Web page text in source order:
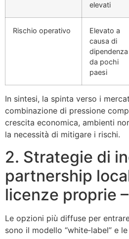
elevati
Rischio operativo
Elevato a
causa di
dipendenza
da pochi
paesi
In sintesi, la spinta verso i
combinazione di pressione
crescita economica, ambienti
la necessità di mitigare i rischi.
2. Strategie di
partnership
licenze proprie
Le opzioni più diffuse per
sono il modello “white‑label” e